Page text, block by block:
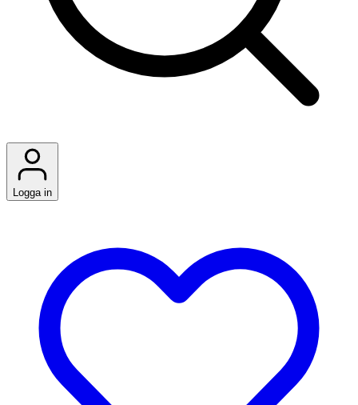
Logga in